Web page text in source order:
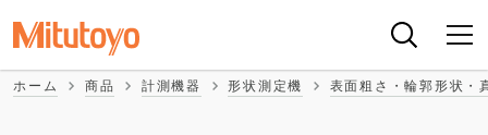
ホーム 商品 計測機器 形状測定機 表面粗さ・輪郭形状・